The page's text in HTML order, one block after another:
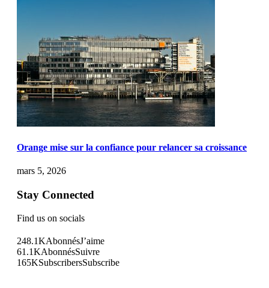
Orange mise sur la confiance pour relancer sa croissance
mars 5, 2026
Stay Connected
Find us on socials
248.1KAbonnésJ’aime
61.1KAbonnésSuivre
165KSubscribersSubscribe